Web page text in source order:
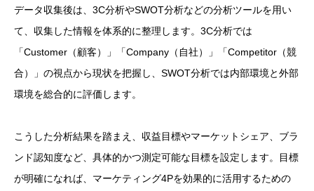
データ収集後は、3C分析やSWOT分析などの分析ツールを用い
て、収集した情報を体系的に整理します。3C分析では
「Customer（顧客）」「Company（自社）」「Competitor（競
合）」の視点から現状を把握し、SWOT分析では内部環境と外部
環境を総合的に評価します。
こうした分析結果を踏まえ、収益目標やマーケットシェア、ブラ
ンド認知度など、具体的かつ測定可能な目標を設定します。目標
が明確になれば、マーケティング4Pを効果的に活用するための